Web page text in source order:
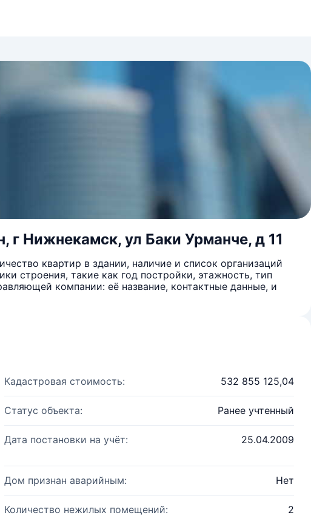
г Нижнекамск, ул Баки Урманче, д 11
квартир в здании, наличие и список организаций
строения, такие как год постройки, этажность, тип
компании: её название, контактные данные, и
Кадастровая стоимость: 532 855 125,04
Статус объекта: Ранее учтенный
Дата постановки на учёт: 25.04.2009
Дом признан аварийным: Нет
Количество нежилых помещений: 2